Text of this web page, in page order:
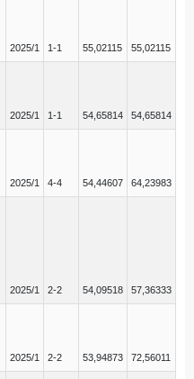
2025/1 1-1 55,02115 55,02115
2025/1 1-1 54,65814 54,65814
2025/1 4-4 54,44607 64,23983
2025/1 2-2 54,09518 57,36333
2025/1 2-2 53,94873 72,56011